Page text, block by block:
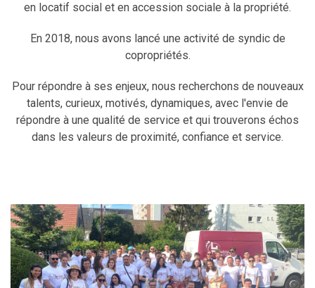
en locatif social et en accession sociale à la propriété.
En 2018, nous avons lancé une activité de syndic de
copropriétés.
Pour répondre à ses enjeux, nous recherchons de nouveaux
talents, curieux, motivés, dynamiques, avec l'envie de
répondre à une qualité de service et qui trouverons échos
dans les valeurs de proximité, confiance et service.